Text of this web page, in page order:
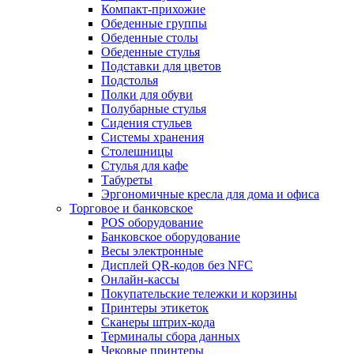
Компакт-прихожие
Обеденные группы
Обеденные столы
Обеденные стулья
Подставки для цветов
Подстолья
Полки для обуви
Полубарные стулья
Сидения стульев
Системы хранения
Столешницы
Стулья для кафе
Табуреты
Эргономичные кресла для дома и офиса
Торговое и банковское
POS оборудование
Банковское оборудование
Весы электронные
Дисплей QR-кодов без NFC
Онлайн-кассы
Покупательские тележки и корзины
Принтеры этикеток
Сканеры штрих-кода
Терминалы сбора данных
Чековые принтеры